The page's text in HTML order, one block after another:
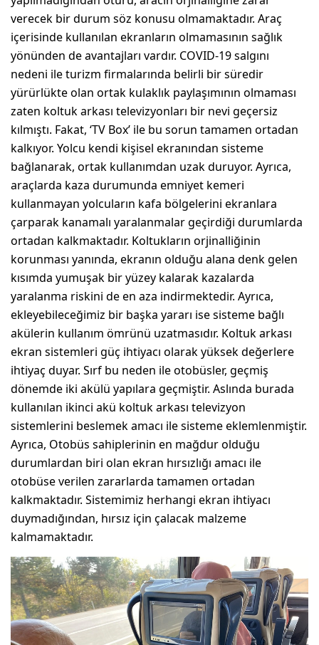
verecek bir durum söz konusu olmamaktadır. Araç
içerisinde kullanılan ekranların olmamasının sağlık
yönünden de avantajları vardır. COVID-19 salgını
nedeni ile turizm firmalarında belirli bir süredir
yürürlükte olan ortak kulaklık paylaşımının olmaması
zaten koltuk arkası televizyonları bir nevi geçersiz
kılmıştı. Fakat, ‘TV Box’ ile bu sorun tamamen ortadan
kalkıyor. Yolcu kendi kişisel ekranından sisteme
bağlanarak, ortak kullanımdan uzak duruyor. Ayrıca,
araçlarda kaza durumunda emniyet kemeri
kullanmayan yolcuların kafa bölgelerini ekranlara
çarparak kanamalı yaralanmalar geçirdiği durumlarda
ortadan kalkmaktadır. Koltukların orjinalliğinin
korunması yanında, ekranın olduğu alana denk gelen
kısımda yumuşak bir yüzey kalarak kazalarda
yaralanma riskini de en aza indirmektedir. Ayrıca,
ekleyebileceğimiz bir başka yararı ise sisteme bağlı
akülerin kullanım ömrünü uzatmasıdır. Koltuk arkası
ekran sistemleri güç ihtiyacı olarak yüksek değerlere
ihtiyaç duyar. Sırf bu neden ile otobüsler, geçmiş
dönemde iki akülü yapılara geçmiştir. Aslında burada
kullanılan ikinci akü koltuk arkası televizyon
sistemlerini beslemek amacı ile sisteme eklemlenmiştir.
Ayrıca, Otobüs sahiplerinin en mağdur olduğu
durumlardan biri olan ekran hırsızlığı amacı ile
otobüse verilen zararlarda tamamen ortadan
kalkmaktadır. Sistemimiz herhangi ekran ihtiyacı
duymadığından, hırsız için çalacak malzeme
kalmamaktadır.